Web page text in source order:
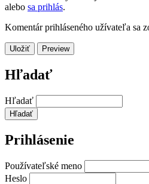
alebo sa prihlás.
Komentár prihláseného užívateľa sa
Hľadať
Hľadať
Prihlásenie
Používateľské meno
Heslo